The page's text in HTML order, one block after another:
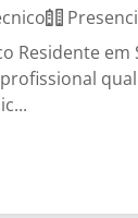
Residente